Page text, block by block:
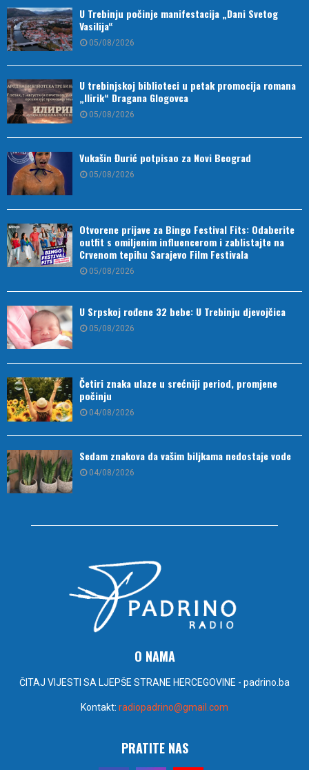
U Trebinju počinje manifestacija „Dani Svetog
Vasilija“
05/08/2026
U trebinjskoj biblioteci u petak promocija romana
„Ilirik“ Dragana Glogovca
05/08/2026
Vukašin Đurić potpisao za Novi Beograd
05/08/2026
Otvorene prijave za Bingo Festival Fits: Odaberite
outfit s omiljenim influencerom i zablistajte na
Crvenom tepihu Sarajevo Film Festivala
05/08/2026
U Srpskoj rođene 32 bebe: U Trebinju djevojčica
05/08/2026
Četiri znaka ulaze u srećniji period, promjene
počinju
04/08/2026
Sedam znakova da vašim biljkama nedostaje vode
04/08/2026
O NAMA
ČITAJ VIJESTI SA LJEPŠE STRANE HERCEGOVINE - padrino.ba
Kontakt: radiopadrino@gmail.com
PRATITE NAS